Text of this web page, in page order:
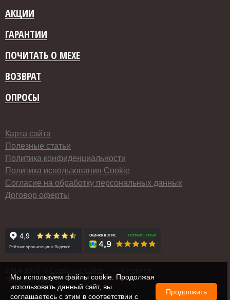
АКЦИИ
ГАРАНТИИ
ПОЧИТАТЬ О МЕХЕ
ВОЗВРАТ
ОПРОСЫ
Карта сайта
Полезные статьи
Политика конфиденциальности
Политика использования Cookie
Согласие на обработку персональных данных
Договор оферты
Перспектива»
Мы используем файлы cookie. Продолжая
использовать данный сайт, вы
соглашаетесь с этим в соответствии с
Продолжить